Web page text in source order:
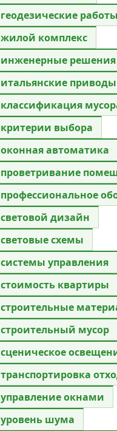
геодезические работы
жилой комплекс
инженерные решения
итальянские приводы
классификация
критерии выбора
оконная автоматика
проветривание
профессиональное
световой дизайн
световые схемы
системы управления
стоимость квартиры
строительные
строительный мусор
сценическое
транспортировка
управление окнами
уровень шума